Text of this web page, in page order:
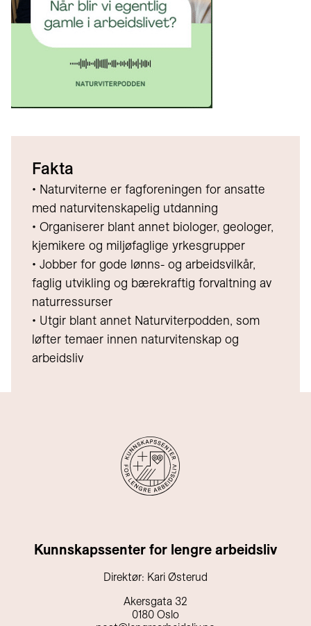
Fakta
• Naturviterne er fagforeningen for ansatte
med naturvitenskapelig utdanning
• Organiserer blant annet biologer, geologer,
kjemikere og miljøfaglige yrkesgrupper
• Jobber for gode lønns- og arbeidsvilkår,
faglig utvikling og bærekraftig forvaltning av
naturressurser
• Utgir blant annet Naturviterpodden, som
løfter temaer innen naturvitenskap og
arbeidsliv
Kunnskapssenter for lengre arbeidsliv
Direktør: Kari Østerud
Akersgata 32
0180 Oslo